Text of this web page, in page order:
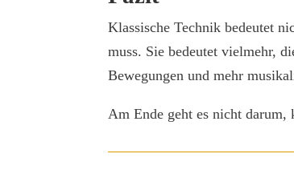
Klassische Technik bedeutet
muss. Sie bedeutet vielmehr,
Bewegungen und mehr
Am Ende geht es nicht darum,